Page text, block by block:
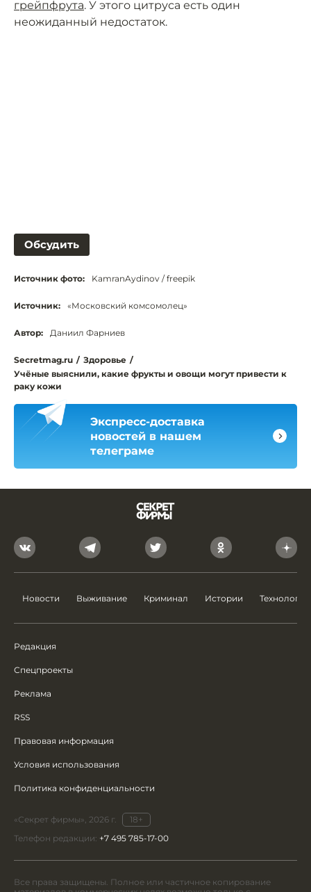
грейпфрута. У этого цитруса есть один
неожиданный недостаток.
Обсудить
Источник фото: KamranAydinov / freepik
Источник: «Московский комсомолец»
Автор: Даниил Фарниев
Secretmag.ru / Здоровье /
Учёные выяснили, какие фрукты и овощи могут привести к
раку кожи
Экспресс-доставка
новостей в нашем
телеграме
Новости Выживание Криминал Истории Технологии
Редакция
Спецпроекты
Реклама
RSS
Правовая информация
Условия использования
Политика конфиденциальности
«Секрет фирмы», 2026 г.
18+
Телефон редакции: +7 495 785-17-00
Все права защищены. Полное или частичное копирование